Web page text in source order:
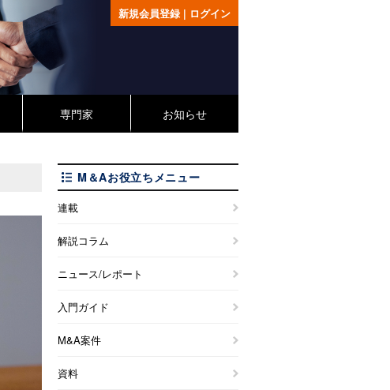
新規会員登録| ログイン
専門家 お知らせ
M＆Aお役立ちメニュー
連載
解説コラム
ニュース/レポート
入門ガイド
M&A案件
資料